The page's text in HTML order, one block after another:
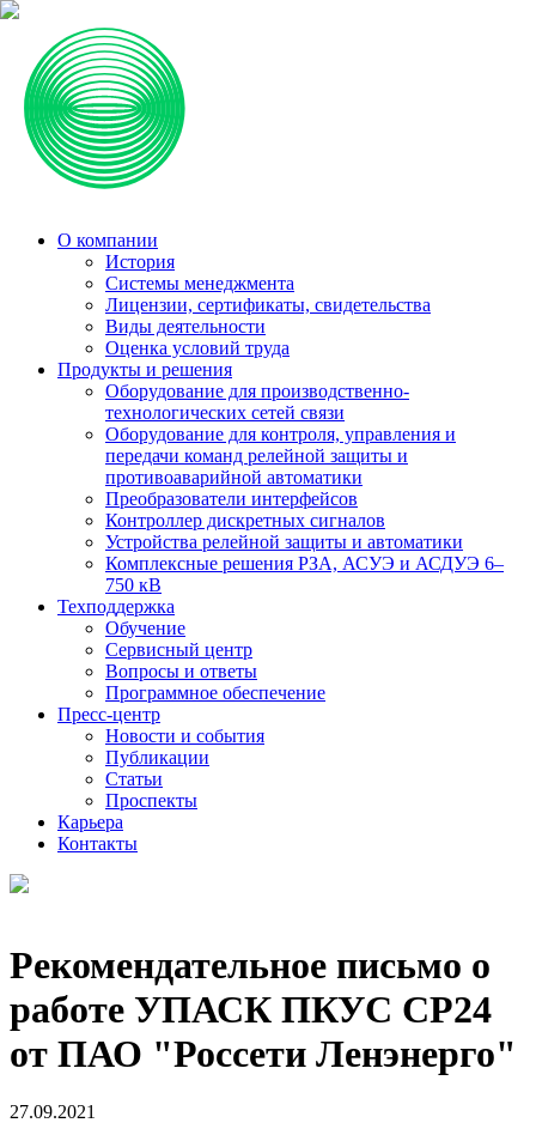
О компании
История
Системы менеджмента
Лицензии, сертификаты, свидетельства
Виды деятельности
Оценка условий труда
Продукты и решения
Оборудование для производственно-
технологических сетей связи
Оборудование для контроля, управления и
передачи команд релейной защиты и
противоаварийной автоматики
Преобразователи интерфейсов
Контроллер дискретных сигналов
Устройства релейной защиты и автоматики
Комплексные решения РЗА, АСУЭ и АСДУЭ 6–
750 кВ
Техподдержка
Обучение
Сервисный центр
Вопросы и ответы
Программное обеспечение
Пресс-центр
Новости и события
Публикации
Статьи
Проспекты
Карьера
Контакты
Рекомендательное письмо о
работе УПАСК ПКУС СР24
от ПАО "Россети Ленэнерго"
27.09.2021